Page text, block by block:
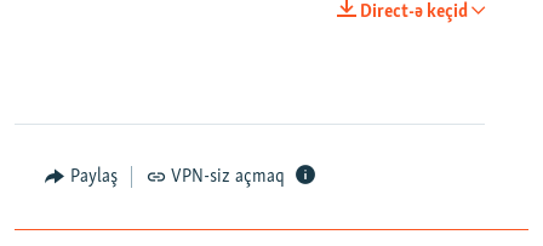
Direct-ə keçid
Paylaş VPN-siz açmaq